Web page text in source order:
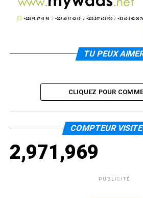
TU PEUX
CLIQUEZ POUR
COMPTEUR
2,971,969
PUBLICITÉ